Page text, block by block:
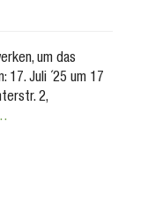
um das
17. Juli ´25 um 17
2,